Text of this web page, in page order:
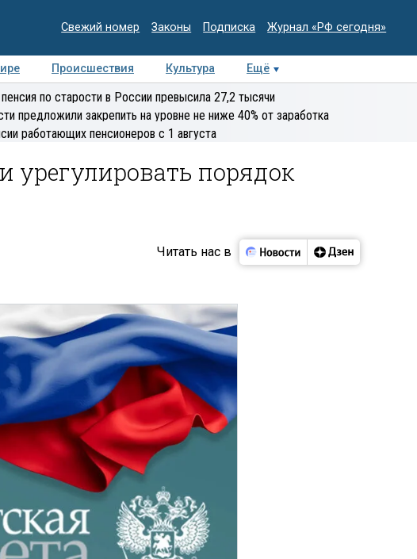
Свежий номер Законы Подписка Журнал «РФ сегодня»
Происшествия Культура Ещё
Медиацентр Интервью Колумнисты
экспертиза
по старости в России превысила 27,2 тысячи
предложили закрепить на уровне не ниже 40% от заработка
работающих пенсионеров с 1 августа
урегулировать порядок
Читать нас в